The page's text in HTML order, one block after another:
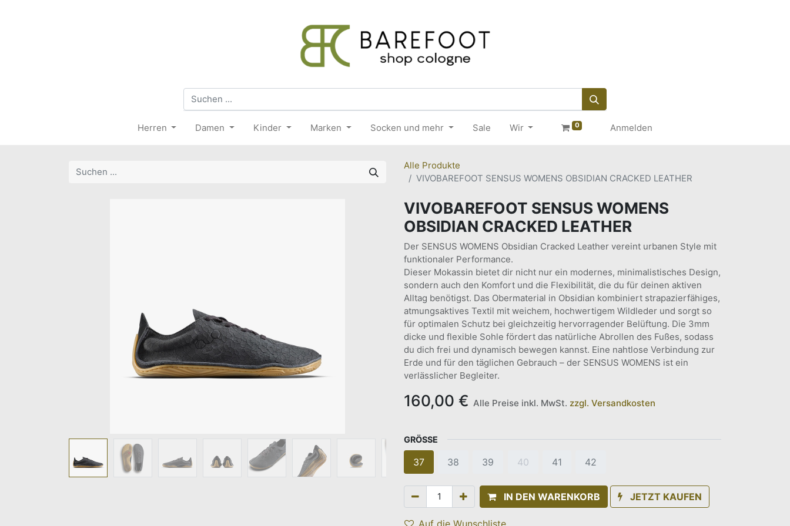
Herren Damen Kinder Marken Socken und mehr Sale Wir 0 Anmelden
Alle Produkte
VIVOBAREFOOT SENSUS WOMENS OBSIDIAN CRACKED LEATHER
VIVOBAREFOOT SENSUS WOMENS
OBSIDIAN CRACKED LEATHER
Der SENSUS WOMENS Obsidian Cracked Leather vereint urbanen Style mit
funktionaler Performance.
Dieser Mokassin bietet dir nicht nur ein modernes, minimalistisches Design,
sondern auch den Komfort und die Flexibilität, die du für deinen aktiven
Alltag benötigst. Das Obermaterial in Obsidian kombiniert strapazierfähiges,
atmungsaktives Textil mit weichem, hochwertigem Wildleder und sorgt so
für optimalen Schutz bei gleichzeitig hervorragender Belüftung. Die 3mm
dicke und flexible Sohle fördert das natürliche Abrollen des Fußes, sodass
du dich frei und dynamisch bewegen kannst. Eine nahtlose Verbindung zur
Erde und für den täglichen Gebrauch – der SENSUS WOMENS ist ein
verlässlicher Begleiter.
160,00 € Alle Preise inkl. MwSt. zzgl. Versandkosten
GRÖSSE
37 38 39 40 41 42
IN DEN WARENKORB JETZT KAUFEN
Auf die Wunschliste